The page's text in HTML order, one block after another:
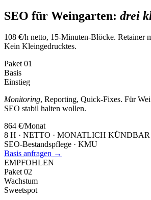
SEO für Weingarten: drei
108 €/h netto, 15-Minuten-Blöcke. Retainer
Kein Kleingedrucktes.
Paket 01
Basis
Einstieg
Monitoring, Reporting, Quick-Fixes. Für
SEO stabil halten wollen.
864 €/Monat
8 H · NETTO · MONATLICH KÜNDBAR
SEO-Bestandspflege · KMU
Basis anfragen →
EMPFOHLEN
Paket 02
Wachstum
Sweetspot